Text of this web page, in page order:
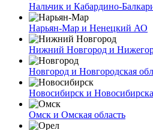
Нальчик и Кабардино-
Нарьян-Мар и Ненецкий АО
Нижний Новгород и
Новгород и Новгородская
Новосибирск и
Омск и Омская область